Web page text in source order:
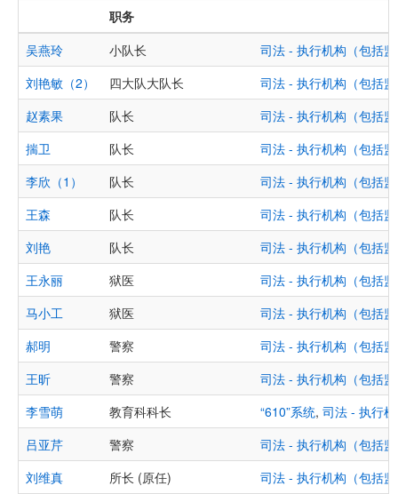
职务
吴燕玲
小队长
司法 - 执行机构（包括
刘艳敏（2）
四大队大队长
司法 - 执行机构（包括
赵素果
队长
司法 - 执行机构（包括
揣卫
队长
司法 - 执行机构（包括
李欣（1）
队长
司法 - 执行机构（包括
王森
队长
司法 - 执行机构（包括
刘艳
队长
司法 - 执行机构（包括
王永丽
狱医
司法 - 执行机构（包括
马小工
狱医
司法 - 执行机构（包括
郝明
警察
司法 - 执行机构（包括
王昕
警察
司法 - 执行机构（包括
李雪萌
教育科科长 “610”系统, 司法 - 执行
吕亚芹
警察
司法 - 执行机构（包括
刘维真
所长 (原任)
司法 - 执行机构（包括